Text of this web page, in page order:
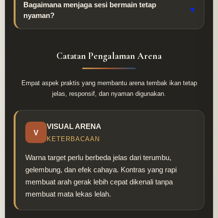
Bagaimana menjaga sesi bermain tetap
nyaman?
▼
Catatan Pengalaman Arena
Empat aspek praktis yang membantu arena tembak ikan tetap
jelas, responsif, dan nyaman digunakan.
V
VISUAL ARENA
KETERBACAAN
Warna target perlu berbeda jelas dari terumbu,
gelembung, dan efek cahaya. Kontras yang rapi
membuat arah gerak lebih cepat dikenali tanpa
membuat mata lekas lelah.